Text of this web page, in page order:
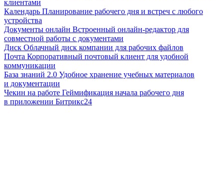
клиентами
Календарь Планирование рабочего дня и встреч с любого
устройства
Документы онлайн Встроенный онлайн-редактор для
совместной работы с документами
Диск Облачный диск компании для рабочих файлов
Почта Корпоративный почтовый клиент для удобной
коммуникации
База знаний 2.0 Удобное хранение учебных материалов
и документации
Чекин на работе Геймификация начала рабочего дня
в приложении Битрикс24